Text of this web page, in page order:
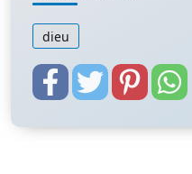
dieu